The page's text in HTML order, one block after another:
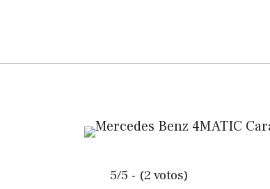
5/5 - (2 votos)